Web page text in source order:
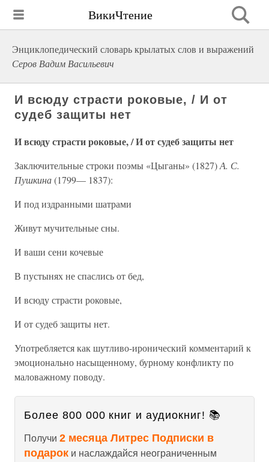
ВикиЧтение
Энциклопедический словарь крылатых слов и выражений
Серов Вадим Васильевич
И всюду страсти роковые, / И от
судеб защиты нет
И всюду страсти роковые, / И от судеб защиты нет
Заключительные строки поэмы «Цыганы» (1827)А. С.
Пушкина(1799— 1837):
И под издранными шатрами
Живут мучительные сны.
И ваши сени кочевые
В пустынях не спаслись от бед,
И всюду страсти роковые,
И от судеб защиты нет.
Употребляется как шутливо-иронический комментарий к
эмоционально насыщенному, бурному конфликту по
маловажному поводу.
Более 800 000 книг и аудиокниг! 📚
Получи 2 месяца Литрес Подписки в
подарок и наслаждайся неограниченным